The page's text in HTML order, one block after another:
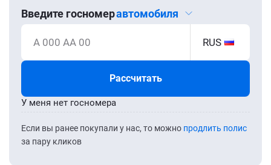
Введите госномеравтомобиля
А 000 АА 00 RUS
Рассчитать
Если вы ранее покупали у нас, то можно продлить полис
за пару кликов
У меня нет госномера